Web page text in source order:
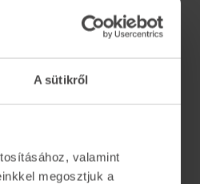
A sütikről
valamint
megosztjuk a